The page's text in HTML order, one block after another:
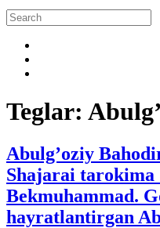
Teglar:
Abulg’oziy
Shajarai
Bekmuhammad.
hayratlantirgan